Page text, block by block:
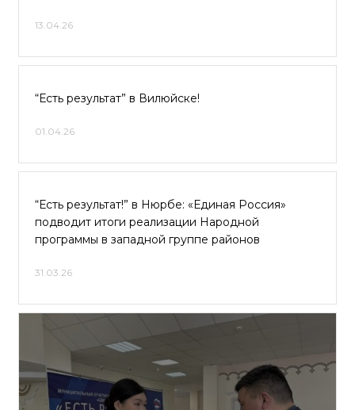
13.04.26
“Есть результат” в Вилюйске!
01.04.26
“Есть результат!” в Нюрбе: «Единая Россия»
подводит итоги реализации Народной
программы в западной группе районов
31.03.26